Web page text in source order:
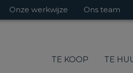
Onze werkwijze Ons team
TE KOOP TE